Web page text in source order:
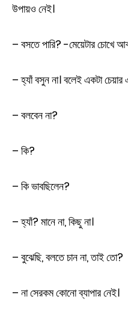
উপায়ও নেই।
– বসতে পারি? -মেয়েটার চোখে
– হ্যাঁ বসুন না। বলেই একটা চেয়ার
– বলবেন না?
– কি?
– কি ভাবছিলেন?
– হ্যাঁ? মানে না, কিছু না।
– বুঝেছি, বলতে চান না, তাই তো?
– না সেরকম কোনো ব্যাপার নেই।